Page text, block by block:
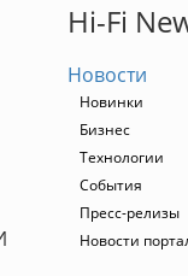
Hi-Fi
Новости
Новинки
Бизнес
Технологии
События
Пресс-релизы
Новости